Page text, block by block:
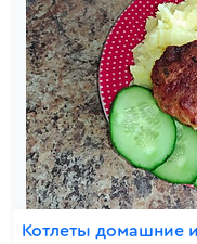
Котлеты домашние